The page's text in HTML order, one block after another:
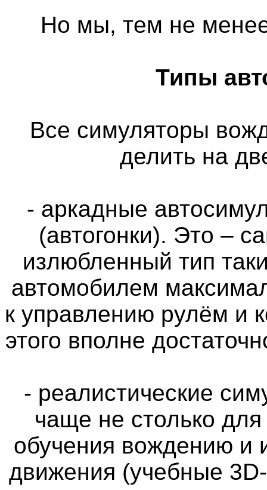
Но мы, тем не
Типы
Все симуляторы
делить на
- аркадные
(автогонки). Это –
излюбленный тип
автомобилем
к управлению рулём и
этого вполне
- реалистические
чаще не столько
обучения вождению и
движения (учебные